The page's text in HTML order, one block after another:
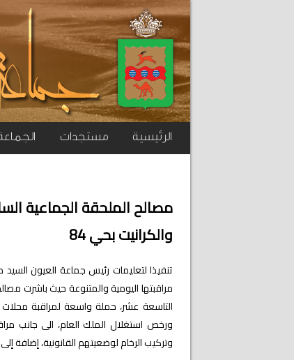
الرئيسية مستجدات
مصالح الملحقة الجماعية
والكرانيت بحي 84
تنفيذا لتعليمات رئيس جماعة العيون
مراقبتها اليومية والمتنوعة حيث باشرت
ورخص استغلال الملك العام، الى جانب
وتركيب الرخام لوضعيتهم القانونية، إضافة